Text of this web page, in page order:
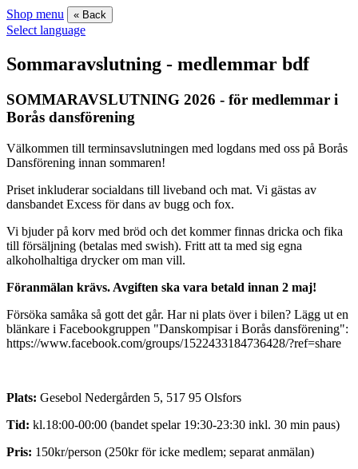
Shop menu « Back
Select language
Sommaravslutning - medlemmar bdf
SOMMARAVSLUTNING 2026 - för medlemmar i
Borås dansförening
Välkommen till terminsavslutningen med logdans med oss på Borås
Dansförening innan sommaren!
Priset inkluderar socialdans till liveband och mat. Vi gästas av
dansbandet Excess för dans av bugg och fox.
Vi bjuder på korv med bröd och det kommer finnas dricka och fika
till försäljning (betalas med swish). Fritt att ta med sig egna
alkoholhaltiga drycker om man vill.
Föranmälan krävs. Avgiften ska vara betald innan 2 maj!
Försöka samåka så gott det går. Har ni plats över i bilen? Lägg ut en
blänkare i Facebookgruppen "Danskompisar i Borås dansförening":
https://www.facebook.com/groups/1522433184736428/?ref=share
Plats: Gesebol Nedergården 5, 517 95 Olsfors
Tid: kl.18:00-00:00 (bandet spelar 19:30-23:30 inkl. 30 min paus)
Pris: 150kr/person (250kr för icke medlem; separat anmälan)